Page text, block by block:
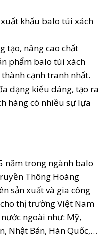
khẩu balo túi xách
tạo, nâng cao chất
phẩm balo túi xách
cạnh tranh nhất.
dạng kiểu dáng, tạo ra
hàng có nhiều sự lựa
năm trong ngành balo
Thông Hoàng
sản xuất và gia công
thị trường Việt Nam
ngoài như: Mỹ,
Nhật Bản, Hàn Quốc,…